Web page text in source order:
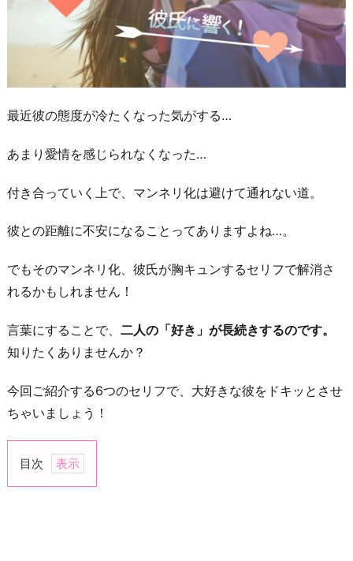
最近彼の態度が冷たくなった気がする…
あまり愛情を感じられなくなった…
付き合っていく上で、マンネリ化は避けて通れない道。
彼との距離に不安になることってありますよね…。
でもそのマンネリ化、彼氏が胸キュンするセリフで解消さ
れるかもしれません！
言葉にすることで、 二人の「好き」が長続きするのです。
知りたくありませんか？
今回ご紹介する6つのセリフで、大好きな彼をドキッとさせ
ちゃいましょう！
目次
1.